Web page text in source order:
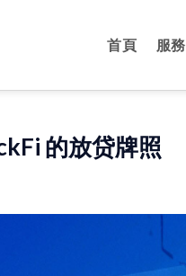
首頁 服務
的放贷牌照